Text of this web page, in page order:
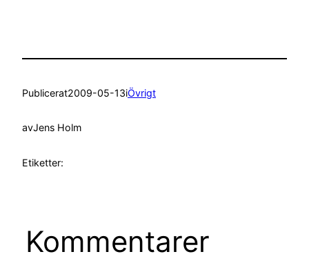
Publicerat2009-05-13iÖvrigt
avJens Holm
Etiketter:
Kommentarer